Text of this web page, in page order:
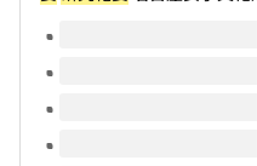
このタイトルの巻号